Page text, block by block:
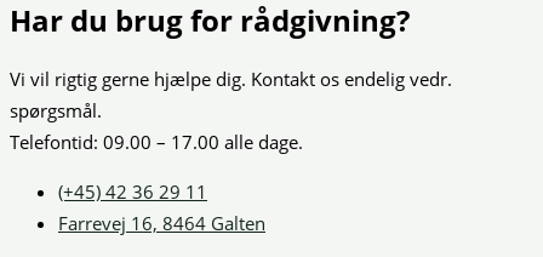
Har du brug for rådgivning?
Vi vil rigtig gerne hjælpe dig. Kontakt os endelig vedr.
spørgsmål.
Telefontid: 09.00 – 17.00 alle dage.
(+45) 42 36 29 11
Farrevej 16, 8464 Galten